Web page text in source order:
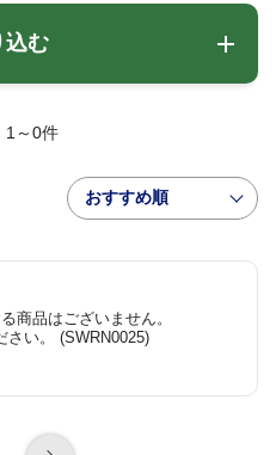
込む
1～0件
おすすめ順
商品はございません。
さい。 (SWRN0025)